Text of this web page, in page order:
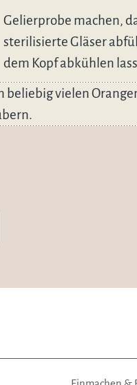
Gelierprobe machen,
sterilisierte Gläser
dem Kopf abkühlen
beliebig vielen